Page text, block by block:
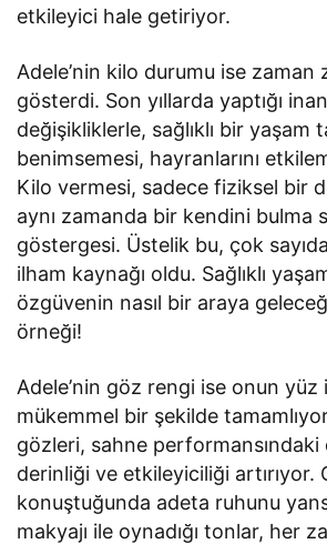
etkileyici hale getiriyor.
Adele’nin kilo durumu ise zaman
gösterdi. Son yıllarda yaptığı
değişikliklerle, sağlıklı bir yaşam
benimsemesi, hayranlarını
Kilo vermesi, sadece fiziksel bir
aynı zamanda bir kendini bulma
göstergesi. Üstelik bu, çok
ilham kaynağı oldu. Sağlıklı
özgüvenin nasıl bir araya
örneği!
Adele’nin göz rengi ise onun yüz
mükemmel bir şekilde
gözleri, sahne performansındaki
derinliği ve etkileyiciliği artırıyor.
konuştuğunda adeta ruhunu
makyajı ile oynadığı tonlar, her